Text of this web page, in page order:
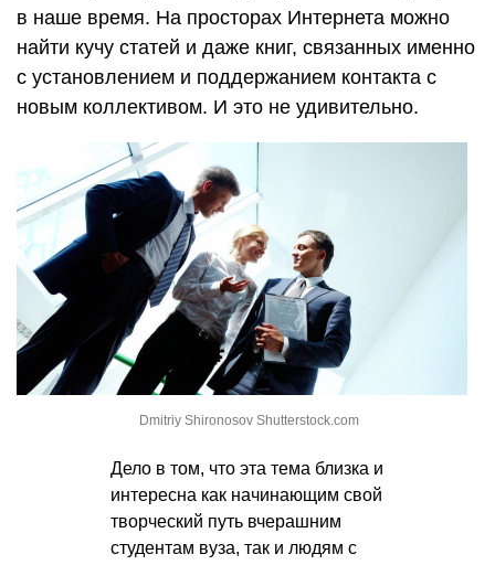
в наше время. На просторах Интернета можно
найти кучу статей и даже книг, связанных именно
с установлением и поддержанием контакта с
новым коллективом. И это не удивительно.
Dmitriy Shironosov Shutterstock.com
Дело в том, что эта тема близка и
интересна как начинающим свой
творческий путь вчерашним
студентам вуза, так и людям с